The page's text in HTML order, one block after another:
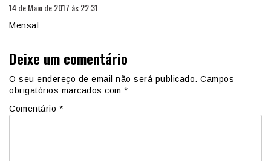
14 de Maio de 2017 às 22:31
Mensal
Deixe um comentário
O seu endereço de email não será publicado. Campos
obrigatórios marcados com *
Comentário *